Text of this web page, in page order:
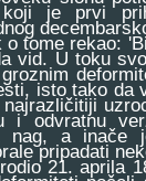
koji je prvi
tome rekao:
vid. U toku
isto tako da
i odvratnu
nag, a inače
pripadati
21. aprila